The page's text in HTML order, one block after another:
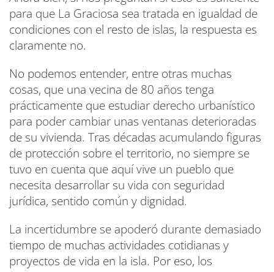
para que La Graciosa sea tratada en igualdad de
condiciones con el resto de islas, la respuesta es
claramente no.
No podemos entender, entre otras muchas
cosas, que una vecina de 80 años tenga
prácticamente que estudiar derecho urbanístico
para poder cambiar unas ventanas deterioradas
de su vivienda. Tras décadas acumulando figuras
de protección sobre el territorio, no siempre se
tuvo en cuenta que aquí vive un pueblo que
necesita desarrollar su vida con seguridad
jurídica, sentido común y dignidad.
La incertidumbre se apoderó durante demasiado
tiempo de muchas actividades cotidianas y
proyectos de vida en la isla. Por eso, los